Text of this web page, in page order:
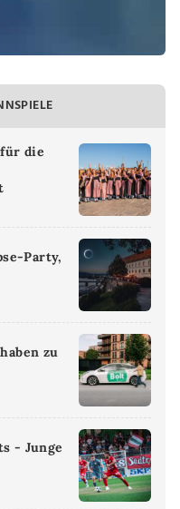
für die
Party,
zu
- Junge